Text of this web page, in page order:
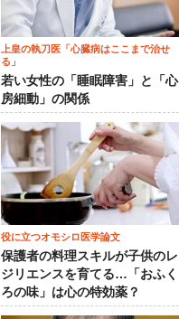
上皇の執刀医「心臓病はここまで治せ
る」
若い女性の「睡眠障害」と「心
房細動」の関係
役に立つオモシロ医学論文
保護者の料理スキルが子供のレ
ジリエンスを育てる…「おふく
ろの味」は心の特効薬？